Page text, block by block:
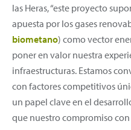
las Heras, “este proyecto
apuesta por los gases
biometano) como vector
poner en valor nuestra
infraestructuras. Estamos
con factores competitivos
un papel clave en el
que nuestro compromiso con